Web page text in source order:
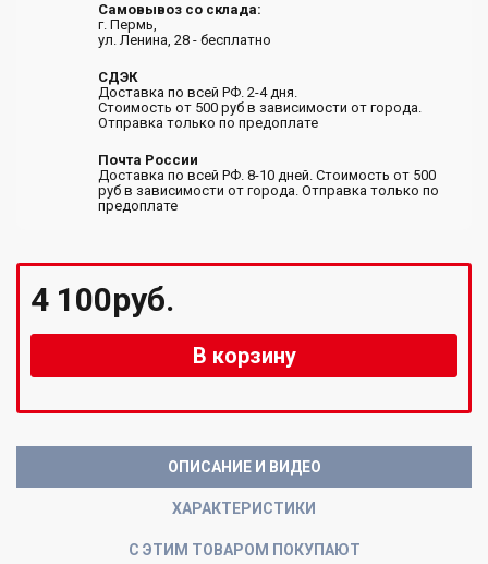
Самовывоз со склада:
г. Пермь,
ул. Ленина, 28 - бесплатно
СДЭК
Доставка по всей РФ. 2-4 дня.
Стоимость от 500 руб в зависимости от города.
Отправка только по предоплате
Почта России
Доставка по всей РФ. 8-10 дней. Стоимость от 500
руб в зависимости от города. Отправка только по
предоплате
4 100руб.
В корзину
ОПИСАНИЕ И ВИДЕО
ХАРАКТЕРИСТИКИ
С ЭТИМ ТОВАРОМ ПОКУПАЮТ